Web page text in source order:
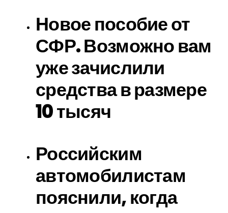
Новое пособие от
СФР. Возможно вам
уже зачислили
средства в размере
10 тысяч
Российским
автомобилистам
пояснили, когда